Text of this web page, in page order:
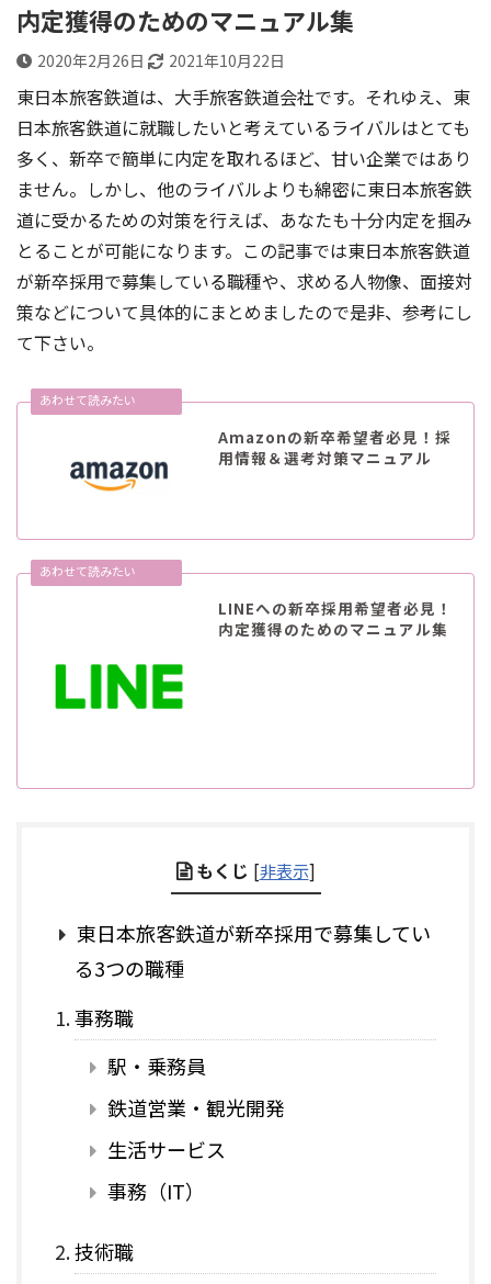
内定獲得のためのマニュアル集
2020年2月26日 2021年10月22日
東日本旅客鉄道は、大手旅客鉄道会社です。それゆえ、東
日本旅客鉄道に就職したいと考えているライバルはとても
多く、新卒で簡単に内定を取れるほど、甘い企業ではあり
ません。しかし、他のライバルよりも綿密に東日本旅客鉄
道に受かるための対策を行えば、あなたも十分内定を掴み
とることが可能になります。この記事では東日本旅客鉄道
が新卒採用で募集している職種や、求める人物像、面接対
策などについて具体的にまとめましたので是非、参考にし
て下さい。
Amazonの新卒希望者必見！採
用情報＆選考対策マニュアル
LINEへの新卒採用希望者必見！
内定獲得のためのマニュアル集
もくじ [非表示]
東日本旅客鉄道が新卒採用で募集してい
る3つの職種
事務職
駅・乗務員
鉄道営業・観光開発
生活サービス
事務（IT）
技術職